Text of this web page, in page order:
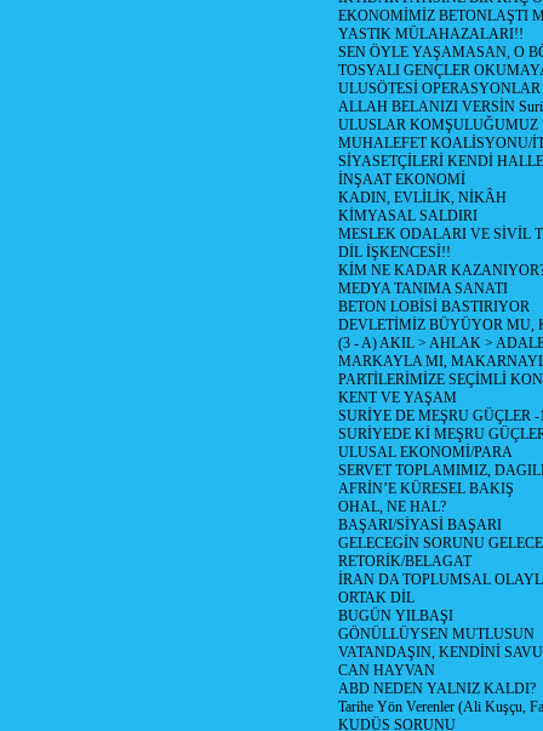
EKONOMİMİZ BETONLAŞTI
YASTIK MÜLAHAZALARI!!
SEN ÖYLE YAŞAMASAN, O
TOSYALI GENÇLER
ULUSÖTESİ OPERASYONLAR
ALLAH BELANIZI VERSİN
ULUSLAR KOMŞULUĞUMUZ
MUHALEFET KOALİSYONU/
SİYASETÇİLERİ KENDİ
İNŞAAT EKONOMİ
KADIN, EVLİLİK, NİKÂH
KİMYASAL SALDIRI
MESLEK ODALARI VE SİVİL
DİL İŞKENCESİ!!
KİM NE KADAR
MEDYA TANIMA SANATI
BETON LOBİSİ BASTIRIYOR
DEVLETİMİZ BÜYÜYOR MU,
(3 - A) AKIL > AHLAK >
MARKAYLA MI,
PARTİLERİMİZE SEÇİMLİ
KENT VE YAŞAM
SURİYE DE MEŞRU GÜÇLER -
SURİYEDE Kİ MEŞRU
ULUSAL EKONOMİ/PARA
SERVET TOPLAMIMIZ,
AFRİN’E KÜRESEL BAKIŞ
OHAL, NE HAL?
BAŞARI/SİYASİ BAŞARI
GELECEGİN SORUNU
RETORİK/BELAGAT
İRAN DA TOPLUMSAL
ORTAK DİL
BUGÜN YILBAŞI
GÖNÜLLÜYSEN MUTLUSUN
VATANDAŞIN, KENDİNİ
CAN HAYVAN
ABD NEDEN YALNIZ KALDI?
Tarihe Yön Verenler (Ali Kuşçu,
KUDÜS SORUNU